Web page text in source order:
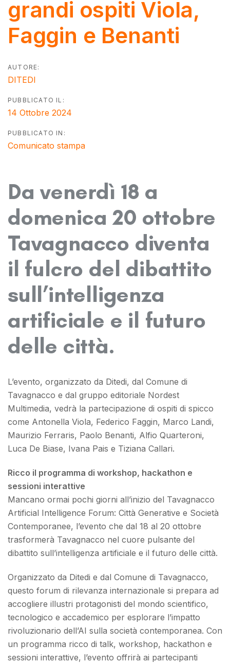
grandi ospiti Viola,
Faggin e Benanti
AUTORE:
DITEDI
PUBBLICATO IL:
14 Ottobre 2024
PUBBLICATO IN:
Comunicato stampa
Da venerdì 18 a
domenica 20 ottobre
Tavagnacco diventa
il fulcro del dibattito
sull’intelligenza
artificiale e il futuro
delle città.
L’evento, organizzato da Ditedi, dal Comune di
Tavagnacco e dal gruppo editoriale Nordest
Multimedia, vedrà la partecipazione di ospiti di spicco
come Antonella Viola, Federico Faggin, Marco Landi,
Maurizio Ferraris, Paolo Benanti, Alfio Quarteroni,
Luca De Biase, Ivana Pais e Tiziana Callari.
Ricco il programma di workshop, hackathon e
sessioni interattive
Mancano ormai pochi giorni all’inizio del Tavagnacco
Artificial Intelligence Forum: Città Generative e Società
Contemporanee, l’evento che dal 18 al 20 ottobre
trasformerà Tavagnacco nel cuore pulsante del
dibattito sull’intelligenza artificiale e il futuro delle città.
Organizzato da Ditedi e dal Comune di Tavagnacco,
questo forum di rilevanza internazionale si prepara ad
accogliere illustri protagonisti del mondo scientifico,
tecnologico e accademico per esplorare l’impatto
rivoluzionario dell’AI sulla società contemporanea. Con
un programma ricco di talk, workshop, hackathon e
sessioni interattive, l’evento offrirà ai partecipanti